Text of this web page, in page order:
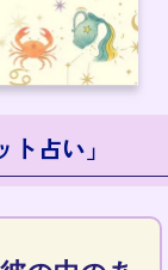
占い」